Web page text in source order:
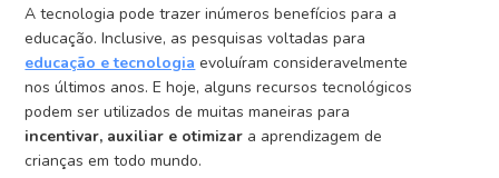
A tecnologia pode trazer inúmeros benefícios para a
educação. Inclusive, as pesquisas voltadas para
educação e tecnologia evoluíram consideravelmente
nos últimos anos. E hoje, alguns recursos tecnológicos
podem ser utilizados de muitas maneiras para
incentivar, auxiliar e otimizar a aprendizagem de
crianças em todo mundo.